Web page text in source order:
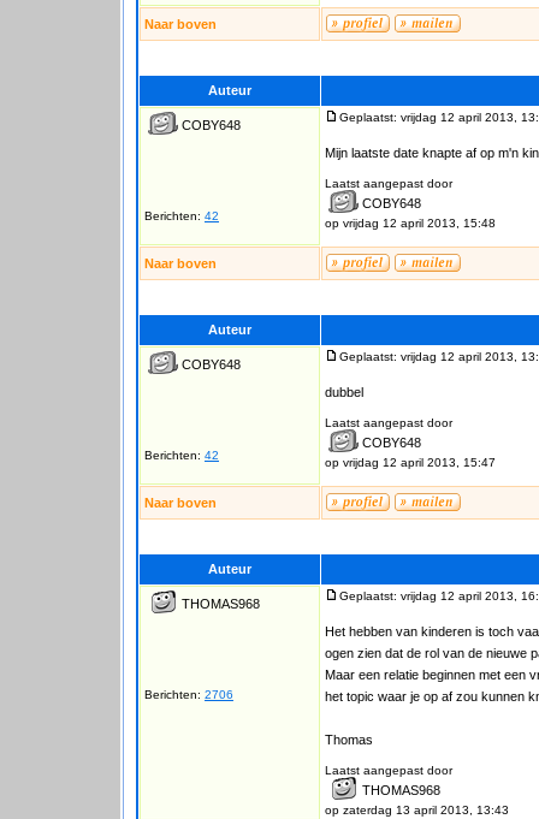
Naar boven
Auteur
COBY648
Berichten: 42
Geplaatst: vrijdag 12 april 2013,
Mijn laatste date knapte af op m'n
Laatst aangepast door
COBY648
op vrijdag 12 april 2013, 15:48
Naar boven
Auteur
COBY648
Berichten: 42
Geplaatst: vrijdag 12 april 2013,
dubbel
Laatst aangepast door
COBY648
op vrijdag 12 april 2013, 15:47
Naar boven
Auteur
THOMAS968
Berichten: 2706
Geplaatst: vrijdag 12 april 2013,
Het hebben van kinderen is toch
ogen zien dat de rol van de nieuwe
Maar een relatie beginnen met een
het topic waar je op af zou kunnen
Thomas
Laatst aangepast door
THOMAS968
op zaterdag 13 april 2013, 13:43